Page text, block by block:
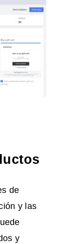
de
y las
y